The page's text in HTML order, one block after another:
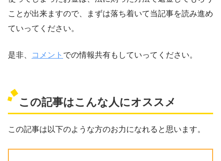
ことが出来ますので、まずは落ち着いて当記事を読み進め
ていってください。
是非、 コメント での情報共有もしていってください。
この記事はこんな人にオススメ
この記事は以下のような方のお力になれると思います。